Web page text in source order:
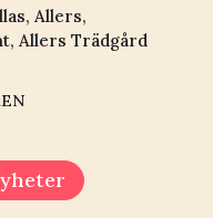
Allers,
Allers Trädgård